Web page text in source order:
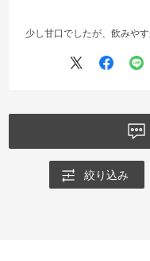
少し甘口でしたが、飲みやす
絞り込み